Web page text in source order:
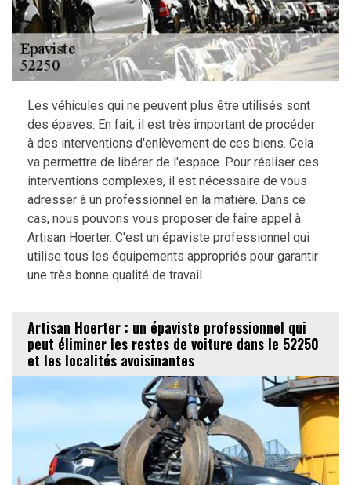
Les véhicules qui ne peuvent plus être utilisés sont
des épaves. En fait, il est très important de procéder
à des interventions d'enlèvement de ces biens. Cela
va permettre de libérer de l'espace. Pour réaliser ces
interventions complexes, il est nécessaire de vous
adresser à un professionnel en la matière. Dans ce
cas, nous pouvons vous proposer de faire appel à
Artisan Hoerter. C'est un épaviste professionnel qui
utilise tous les équipements appropriés pour garantir
une très bonne qualité de travail.
Artisan Hoerter : un épaviste professionnel qui
peut éliminer les restes de voiture dans le 52250
et les localités avoisinantes